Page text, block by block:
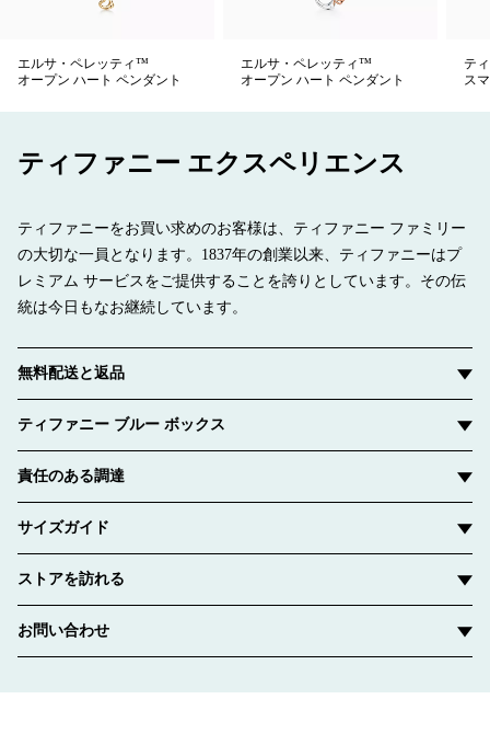
エルサ・ペレッティ™
オープン ハート ペンダント
エルサ・ペレッティ™
オープン ハート ペンダント
テ
ス
ティファニー エクスペリエンス
ティファニーをお買い求めのお客様は、ティファニー ファミリー
の大切な一員となります。1837年の創業以来、ティファニーはプ
レミアム サービスをご提供することを誇りとしています。その伝
統は今日もなお継続しています。
無料配送と返品
ティファニー ブルー ボックス
責任のある調達
サイズガイド
ストアを訪れる
お問い合わせ